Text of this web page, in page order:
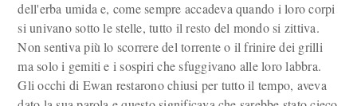
dell'erba umida e, come sempre accadeva quando i loro corpi
si univano sotto le stelle, tutto il resto del mondo si zittiva.
Non sentiva più lo scorrere del torrente o il frinire dei grilli
ma solo i gemiti e i sospiri che sfuggivano alle loro labbra.
Gli occhi di Ewan restarono chiusi per tutto il tempo, aveva